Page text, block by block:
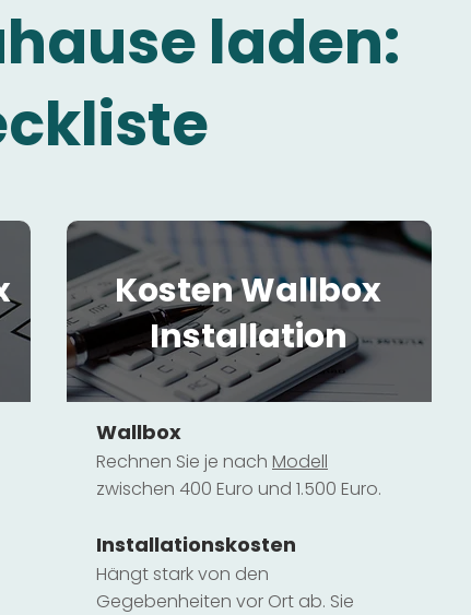
laden:
Kosten Wallbox
Installation
Wallbox
Rechnen Sie je nach Modell
zwischen 400 Euro und 1.500 Euro.
Installationskosten
Hängt stark von den
Gegebenheiten vor Ort ab. Sie